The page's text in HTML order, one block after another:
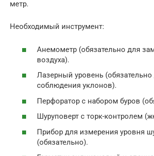
метр.
Необходимый инструмент:
Анемометр (обязательно для
воздуха).
Лазерный уровень (обязательно
соблюдения уклонов).
Перфоратор с набором буров
Шуруповерт с торк-контролем
Прибор для измерения уровня
(обязательно).